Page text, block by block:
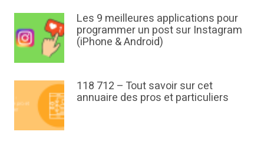
Les 9 meilleures applications pour
programmer un post sur Instagram
(iPhone & Android)
118 712 – Tout savoir sur cet
annuaire des pros et particuliers